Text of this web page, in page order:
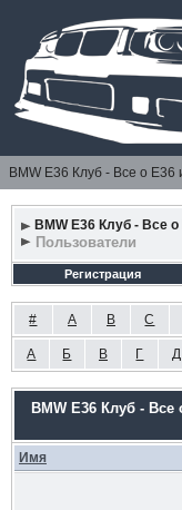
BMW E36 Клуб - Все о Е36
BMW E36 Клуб - Все
Пользователи
Регистрация
# A B C
А Б В Г Д
BMW E36 Клуб -
Имя